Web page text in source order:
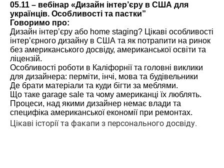
05.11 – вебінар «Дизайн інтер’єру в США для
українців. Особливості та пастки”
Говоримо про:
Дизайн інтер’єру або home staging? Цікаві особливості
інтер’єрного дизайну в США та як потрапити на ринок
без американського досвіду, американської освіти та
ліцензій.
Особливості роботи в Каліфорнії та головні виклики
для дизайнера: перміти, інчі, мова та будівельники
Де брати матеріали та куди бігти за меблями.
Що таке garage sale та чому американці їх люблять.
Процеси, над якими дизайнер немає влади та
специфіка американської економії при ремонтах.
Цікаві історії та факапи з персонального досвіду.